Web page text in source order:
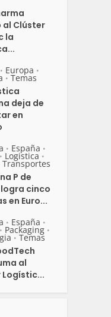
al Clúster
la
• Europa •
• Temas
deja de
en
• España •
• Logistica •
Transportes
P de
cinco
en Euro...
• España •
• Packaging •
• Temas
al
Logístic...